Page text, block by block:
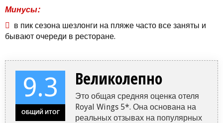
Минусы:
в пик сезона шезлонги на пляже часто все заняты и
бывают очереди в ресторане.
9.3
ОБЩИЙ ИТОГ
Великолепно
Это общая средняя оценка отеля
Royal Wings 5*. Она основана на
реальных отзывах на популярных